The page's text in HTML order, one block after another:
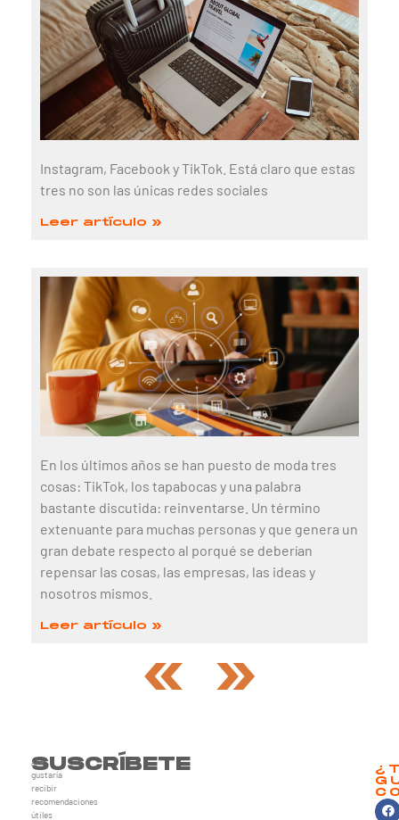
SUSCRÍBETE
¿te
gustaría
recibir
recomendaciones
útiles
Instagram, Facebook y TikTok. Está claro que estas
tres no son las únicas redes sociales
Leer artículo »
En los últimos años se han puesto de moda tres
cosas: TikTok, los tapabocas y una palabra
bastante discutida: reinventarse. Un término
extenuante para muchas personas y que genera un
gran debate respecto al porqué se deberían
repensar las cosas, las empresas, las ideas y
nosotros mismos.
Leer artículo »
« »